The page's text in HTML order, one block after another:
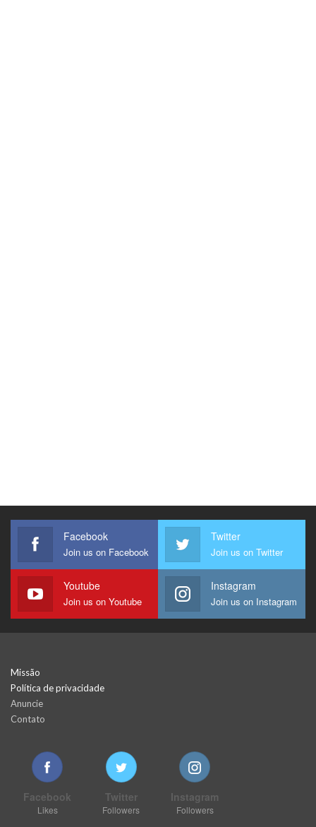
Facebook
Join us on Facebook
Twitter
Join us on Twitter
Youtube
Join us on Youtube
Instagram
Join us on Instagram
Missão
Política de privacidade
Anuncie
Contato
Facebook
Likes
Twitter
Followers
Instagram
Followers